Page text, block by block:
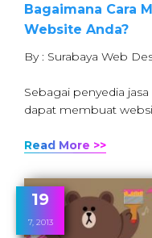
Bagaimana Cara
Website Anda?
By : Surabaya Web
Sebagai penyedia
dapat membuat
Read More >>
19
7, 2013